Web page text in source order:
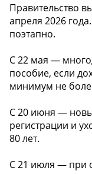
Правительство
апреля 2026
поэтапно.
С 22 мая —
пособие, если
минимум не
С 20 июня —
регистрации и
80 лет.
С 21 июля — при